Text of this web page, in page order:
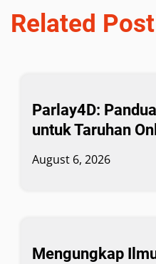
Related Post
Parlay4D:
untuk Taruhan
August 6, 2026
Mengungkap